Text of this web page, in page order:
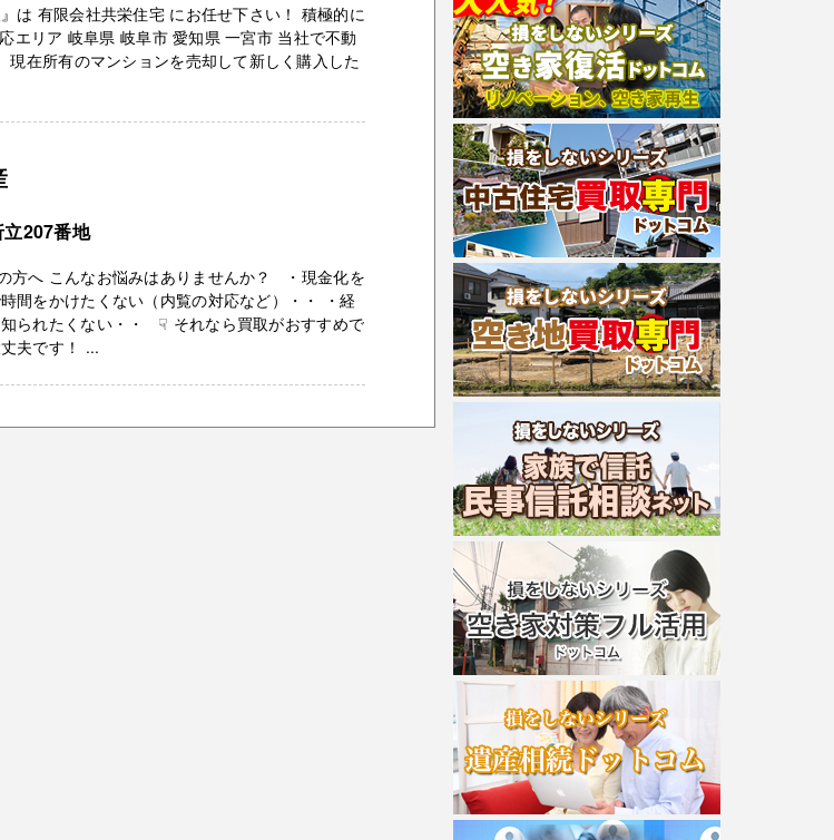
は 有限会社共栄住宅 にお任せ下さい！ 積極的に
エリア 岐阜県 岐阜市 愛知県 一宮市 当社で不動
在所有のマンションを売却して新しく購入した
207番地
方へ こんなお悩みはありませんか？ ・現金化を
間をかけたくない（内覧の対応など）・・ ・経
られたくない・・ ☟ それなら買取がおすすめで
夫です！ ...